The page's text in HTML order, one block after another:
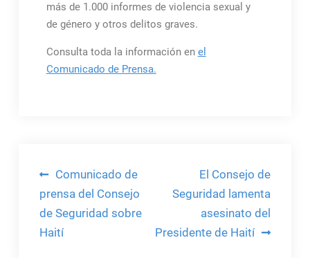
más de 1.000 informes de violencia sexual y
de género y otros delitos graves.
Consulta toda la información en el
Comunicado de Prensa.
Navegación
de
entradas
Comunicado de
prensa del Consejo
de Seguridad sobre
Haití
El Consejo de
Seguridad lamenta
asesinato del
Presidente de Haití